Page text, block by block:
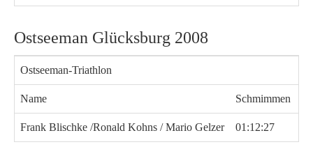
Ostseeman Glücksburg 2008
Ostseeman-Triathlon
Name Schmimmen
Frank Blischke /Ronald Kohns / Mario Gelzer 01:12:27